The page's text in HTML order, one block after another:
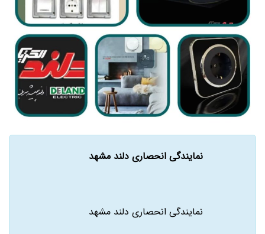
نمایندگی انحصاری دلند مشهد
نمایندگی انحصاری دلند مشهد